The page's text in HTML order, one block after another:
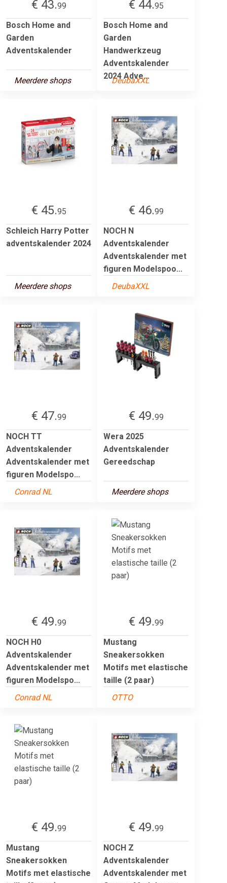
€ 43.99
Bosch Home and
Garden
Adventskalender
Meerdere shops
€ 44.95
Bosch Home and
Garden
Handwerkzeug
Adventskalender
2024 Adve...
DeubaXXL
€ 45.95
Schleich Harry Potter
adventskalender 2024
Meerdere shops
€ 46.99
NOCH N
Adventskalender
Adventskalender met
figuren Modelspoo...
DeubaXXL
€ 47.99
NOCH TT
Adventskalender
Adventskalender met
figuren Modelspo...
Conrad NL
€ 49.99
Wera 2025
Adventskalender
Gereedschap
Meerdere shops
€ 49.99
NOCH H0
Adventskalender
Adventskalender met
figuren Modelspo...
Conrad NL
€ 49.99
Mustang
Sneakersokken
Motifs met elastische
taille (2 paar)
OTTO
€ 49.99
Mustang
Sneakersokken
Motifs met elastische
€ 49.99
NOCH Z
Adventskalender
Adventskalender met